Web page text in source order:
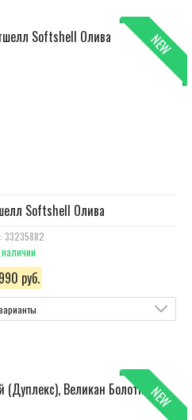
NEW
Softshell Олива
33235882
руб.
NEW